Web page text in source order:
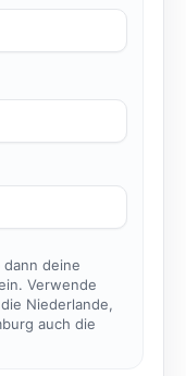
deine
Verwende
Niederlande,
auch die